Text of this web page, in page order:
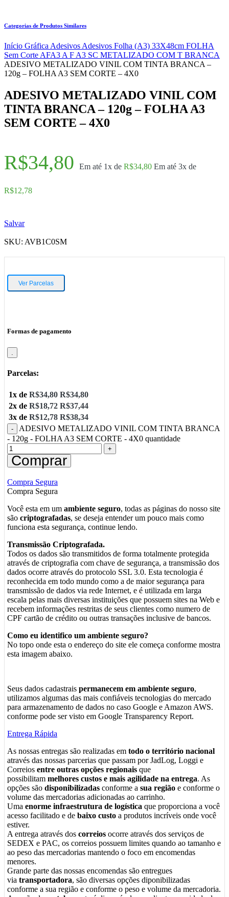
Categorias de Produtos Similares
Início Gráfica Adesivos Adesivos Folha (A3) 33X48cm FOLHA
Sem Corte AFA3 A F A3 SC METALIZADO COM T BRANCA
ADESIVO METALIZADO VINIL COM TINTA BRANCA –
120g – FOLHA A3 SEM CORTE – 4X0
ADESIVO METALIZADO VINIL COM
TINTA BRANCA – 120g – FOLHA A3
SEM CORTE – 4X0
R$34,80 Em até 1x de R$34,80 Em até 3x de
R$12,78
Salvar
SKU: AVB1C0SM
Ver Parcelas
Formas de pagamento
Parcelas:
1x de R$34,80 R$34,80
2x de R$18,72 R$37,44
3x de R$12,78 R$38,34
ADESIVO METALIZADO VINIL COM TINTA BRANCA
- 120g - FOLHA A3 SEM CORTE - 4X0 quantidade
Comprar
Compra Segura
Compra Segura
Você esta em um ambiente seguro, todas as páginas do nosso site
são criptografadas, se deseja entender um pouco mais como
funciona esta segurança, continue lendo.
Transmissão Criptografada.
Todos os dados são transmitidos de forma totalmente protegida
através de criptografia com chave de segurança, a transmissão dos
dados ocorre através do protocolo SSL 3.0. Esta tecnologia é
reconhecida em todo mundo como a de maior segurança para
transmissão de dados via rede Internet, e é utilizada em larga
escala pelas mais diversas instituições que possuem sites na Web e
recebem informações restritas de seus clientes como numero de
CPF cartão de crédito ou outras transações inclusive de bancos.
Como eu identifico um ambiente seguro?
No topo onde esta o endereço do site ele começa conforme mostra
esta imagem abaixo.
Seus dados cadastrais permanecem em ambiente seguro,
utilizamos algumas das mais confiáveis tecnologias do mercado
para armazenamento de dados no caso Google e Amazon AWS.
conforme pode ser visto em Google Transparency Report.
Entrega Rápida
As nossas entregas são realizadas em todo o território nacional
através das nossas parcerias que passam por JadLog, Loggi e
Correios entre outras opções regionais que
possibilitam melhores custos e mais agilidade na entrega. As
opções são disponibilizadas conforme a sua região e conforme o
volume das mercadorias adicionadas ao carrinho.
Uma enorme infraestrutura de logística que proporciona a você
acesso facilitado e de baixo custo a produtos incríveis onde você
estiver.
A entrega através dos correios ocorre através dos serviços de
SEDEX e PAC, os correios possuem limites quando ao tamanho e
ao peso das mercadorias mantendo o foco em encomendas
menores.
Grande parte das nossas encomendas são entregues
via transportadora, são diversas opções diponibilizadas
conforme a sua região e conforme o peso e volume da mercadoria.